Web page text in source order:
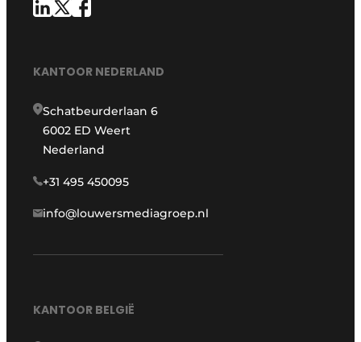
KANTOOR NEDERLAND
Schatbeurderlaan 6
6002 ED Weert
Nederland
+31 495 450095
info@louwersmediagroep.nl
KANTOOR BELGIË